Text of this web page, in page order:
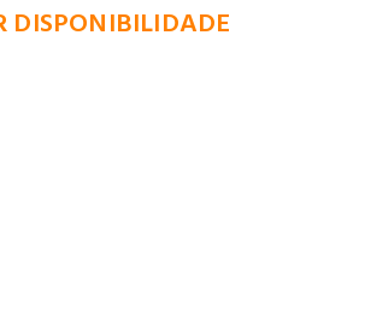
DISPONIBILIDADE